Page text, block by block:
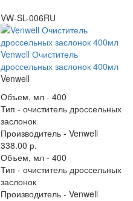
VW-SL-006RU
Venwell Очиститель
дроссельных заслонок 400мл
Venwell
Объем, мл - 400
Тип - очиститель дроссельных
заслонок
Производитель - Venwell
338.00 р.
Объем, мл - 400
Тип - очиститель дроссельных
заслонок
Производитель - Venwell